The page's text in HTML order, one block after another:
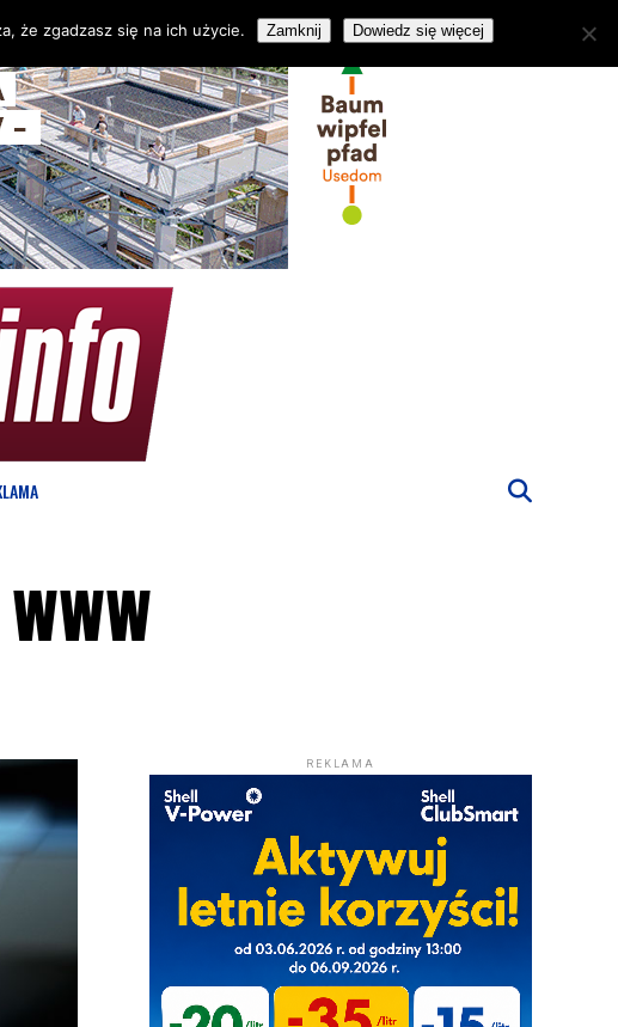
REKLAMA
że zgadzasz się na ich użycie. Zamknij Dowiedz się więcej